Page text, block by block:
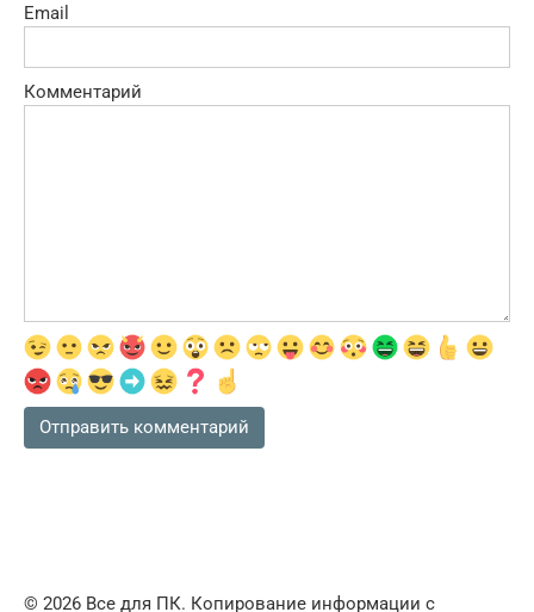
Email
Комментарий
© 2026 Все для ПК. Копирование информации с